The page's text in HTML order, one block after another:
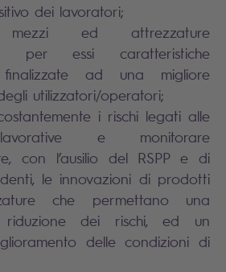
dei lavoratori;
mezzi ed attrezzature
per essi caratteristiche
finalizzate ad una migliore
utilizzatori/operatori;
i rischi legati alle
e monitorare
con l’ausilio del RSPP e di
le innovazioni di prodotti
che permettano una
riduzione dei rischi, ed un
delle condizioni di